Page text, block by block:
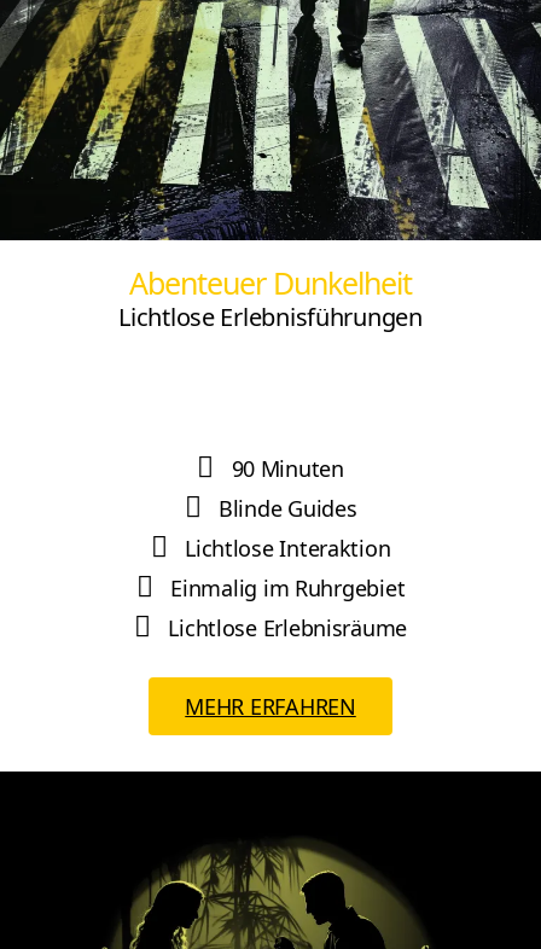
Abenteuer Dunkelheit
Lichtlose Erlebnisführungen
90 Minuten
Blinde Guides
Lichtlose Interaktion
Einmalig im Ruhrgebiet
Lichtlose Erlebnisräume
MEHR ERFAHREN